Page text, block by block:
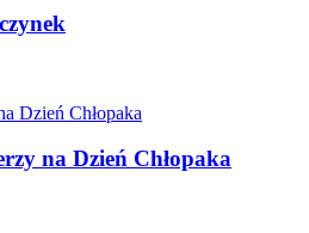
na Dzień Chłopaka